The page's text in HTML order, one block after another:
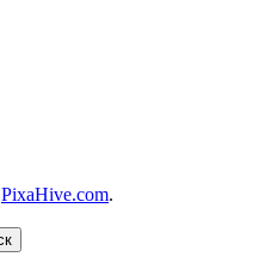
PixaHive.com.